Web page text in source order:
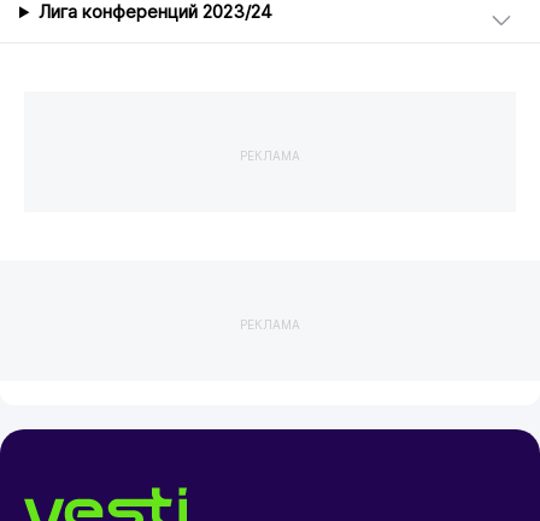
Лига конференций 2023/24
РЕКЛАМА
РЕКЛАМА